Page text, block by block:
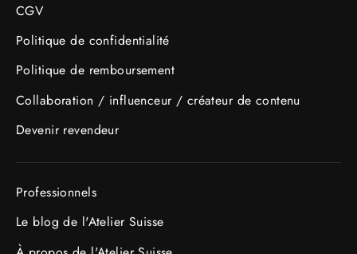
CGV
Politique de confidentialité
Politique de remboursement
Collaboration / influenceur / créateur de contenu
Devenir revendeur
Professionnels
Le blog de l'Atelier Suisse